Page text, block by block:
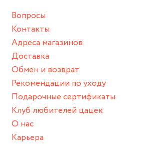
спортивный инвентарь).
Храните изделие в сухом месте.
Для надежного хранения мы
нашей фирменной коробке или
Пожалуйста, используйте эту упаковку
пока не носите украшение на себе.
Вопросы
Контакты
Адреса магазинов
Доставка
Обмен и возврат
Рекомендации по уходу
Подарочные сертификаты
Клуб любителей цацек
О нас
Карьера